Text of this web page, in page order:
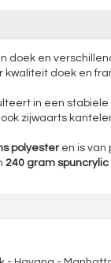
doek en
kwaliteit doek en
in een
zijwaarts
polyesteren is van
240 gram spuncrylic